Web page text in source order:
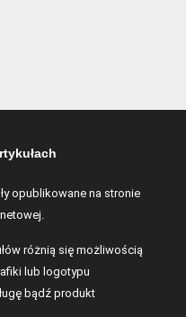
opublikowane na stronie
różnią się możliwością
lub logotypu
bądź produkt